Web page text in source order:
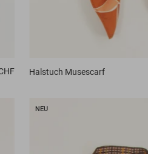
Halstuch Musescarf
NEU